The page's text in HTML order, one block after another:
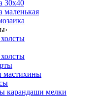
30х40
маленькая
›
мастихины
карандаши мелки